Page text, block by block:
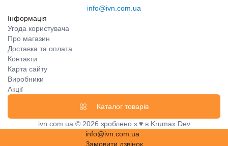
info@ivn.com.ua
Інформація
Угода користувача
Про магазин
Доставка та оплата
Контакти
Карта сайту
Виробники
Акції
Каталог товарів
ivn.com.ua © 2026 зроблено з ♥ в Krumax Dev
info@ivn.com.ua
Замовити дзвінок